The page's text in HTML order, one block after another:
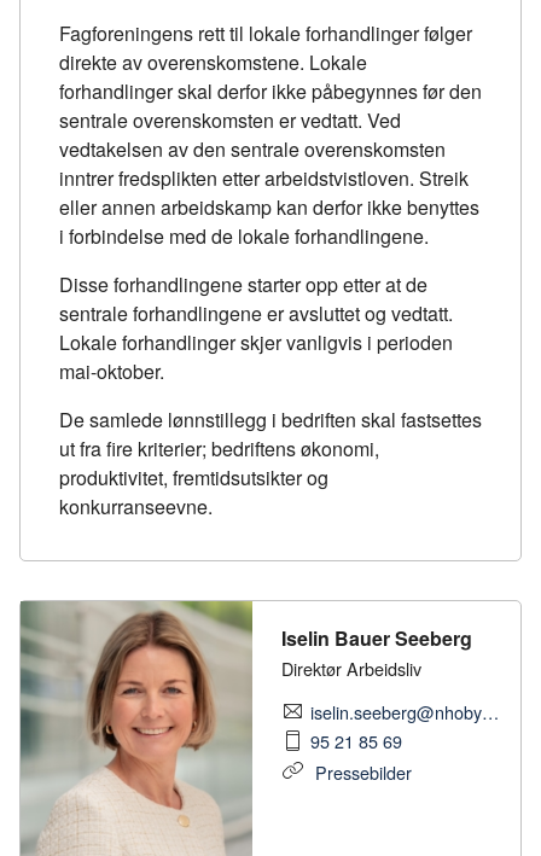
Fagforeningens rett til lokale forhandlinger følger
direkte av overenskomstene. Lokale
forhandlinger skal derfor ikke påbegynnes før den
sentrale overenskomsten er vedtatt. Ved
vedtakelsen av den sentrale overenskomsten
inntrer fredsplikten etter arbeidstvistloven. Streik
eller annen arbeidskamp kan derfor ikke benyttes
i forbindelse med de lokale forhandlingene.
Disse forhandlingene starter opp etter at de
sentrale forhandlingene er avsluttet og vedtatt.
Lokale forhandlinger skjer vanligvis i perioden
mai-oktober.
De samlede lønnstillegg i bedriften skal fastsettes
ut fra fire kriterier; bedriftens økonomi,
produktivitet, fremtidsutsikter og
konkurranseevne.
Iselin Bauer Seeberg
Direktør Arbeidsliv
iselin.seeberg@nhobyggenaringen.no
95 21 85 69
Pressebilder